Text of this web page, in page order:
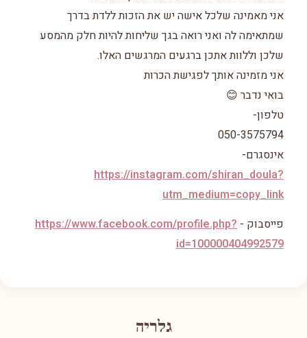
אני מאמינה שלכל אישה יש את הזכות ללדת בדרך
שמתאימה לה ואני רואה בגך שליחות להיות חלק מהמסע
שלכן וללוות אתכן ברגעים המרגשים האלו.
אני מזמינה אותך לפגישת הכרות
בואי נדבר 😊
טלפון-
050-3575794
אינסגרם-
https://instagram.com/shiran_doula?
utm_medium=copy_link
פייסבוק -
https://www.facebook.com/profile.php?
id=100000404992579
גלריה